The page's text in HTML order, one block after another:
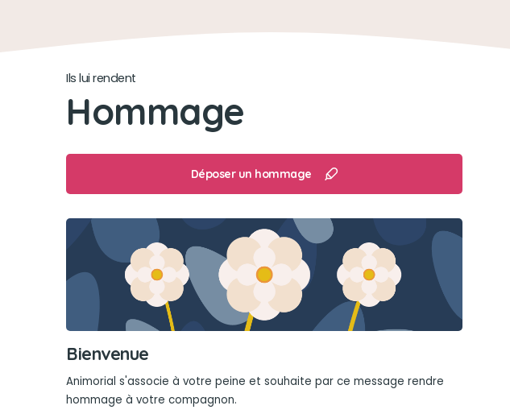
Ils lui rendent
Hommage
Déposer un hommage
Bienvenue
Animorial s'associe à votre peine et souhaite par ce message rendre
hommage à votre compagnon.